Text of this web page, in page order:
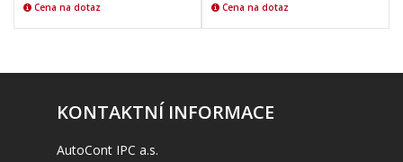
Cena na dotaz
Cena na dotaz
KONTAKTNÍ INFORMACE
AutoCont IPC a.s.